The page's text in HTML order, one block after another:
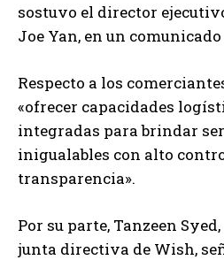
sostuvo el director
Joe Yan, en un comunicado
Respecto a los
«ofrecer capacidades
integradas para brindar
inigualables con alto
transparencia».
Por su parte, Tanzeen
junta directiva de Wish,